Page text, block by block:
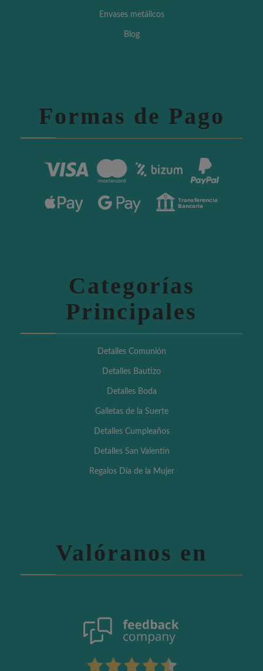
Envases metálicos
Blog
Formas de Pago
Categorías
Principales
Detalles Comunión
Detalles Bautizo
Detalles Boda
Galletas de la Suerte
Detalles Cumpleaños
Detalles San Valentín
Regalos Día de la Mujer
Valóranos en